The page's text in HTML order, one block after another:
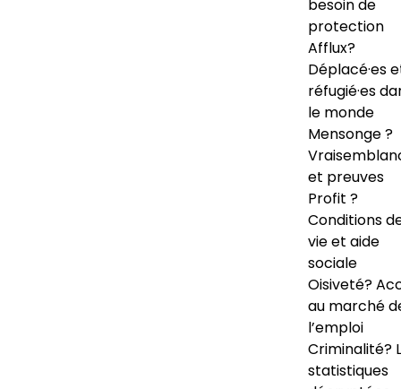
besoin de
protection
Afflux?
Déplacé·es
réfugié·es
le monde
Mensonge ?
et preuves
Profit ?
Conditions
vie et aide
sociale
Oisiveté?
au marché
l’emploi
Criminalité?
statistiques